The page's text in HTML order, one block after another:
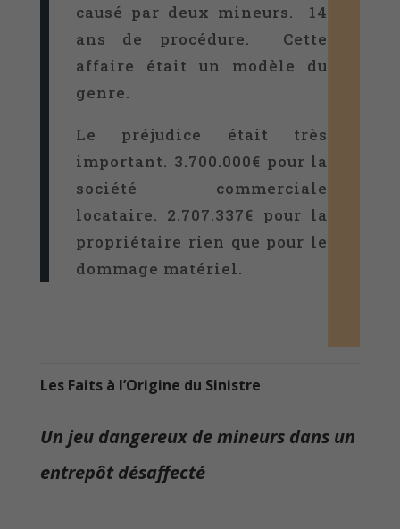
causé par deux mineurs. 14
ans de procédure. Cette
affaire était un modèle du
genre.
Le préjudice était très
important. 3.700.000€ pour la
société commerciale
locataire. 2.707.337€ pour la
propriétaire rien que pour le
dommage matériel.
Les Faits à l’Origine du Sinistre
Un jeu dangereux de mineurs dans un
entrepôt désaffecté